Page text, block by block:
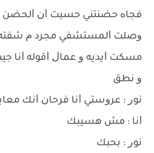
ﻓﺠﺎﻩ ﺣﻀﻨﺘﻨﻲ ﺣﺴﻴﺖ ﺍﻥ ﺍﻟﺤﻀﻦ
ﻭﺻﻠﺖ ﺍﻟﻤﺴﺘﺸﻔﻲ ﻣﺠﺮﺩ ﻡ
ﻣﺴﻜﺖ ﺍﻳﺪﻳﻪ ﻭ ﻋﻤﺎﻝ ﺍﻗﻮﻟﻪ ﺍﻧﺎ
ﻭ ﻧﻄﻖ
ﻧﻮﺭ : ﻋﺮﻭﺳﺘﻲ ﺍﻧﺎ ﻓﺮﺣﺎﻥ ﺍﻧﻚ
ﺍﻧﺎ : ﻣﺶ ﻫﺴﻴﺒﻚ
ﻧﻮﺭ : ﺑﺤﺒﻚ